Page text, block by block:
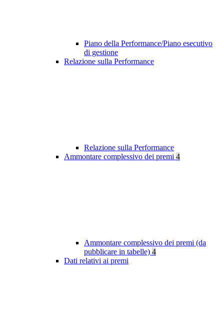
Piano della Performance/Piano esecutivo
di gestione
Relazione sulla Performance
Relazione sulla Performance
Ammontare complessivo dei premi 4
Ammontare complessivo dei premi (da
pubblicare in tabelle) 4
Dati relativi ai premi